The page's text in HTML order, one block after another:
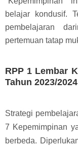
belajar kondusif.
pembelajaran
pertemuan tatap
RPP 1 Lembar
Tahun 2023/2024
Strategi
7 Kepemimpinan
berbeda. D